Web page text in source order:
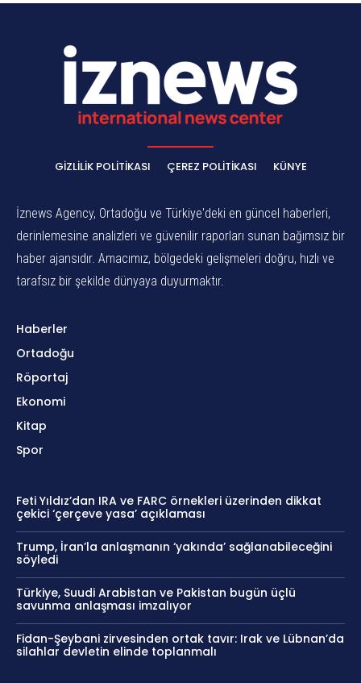
GIZLILIK POLITIKASI ÇEREZ POLITIKASI KÜNYE
İznews Agency, Ortadoğu ve Türkiye'deki en güncel haberleri,
derinlemesine analizleri ve güvenilir raporları sunan bağımsız bir
haber ajansıdır. Amacımız, bölgedeki gelişmeleri doğru, hızlı ve
tarafsız bir şekilde dünyaya duyurmaktır.
Haberler
Ortadoğu
Röportaj
Ekonomi
Kitap
Spor
Feti Yıldız’dan IRA ve FARC örnekleri üzerinden dikkat
çekici ‘çerçeve yasa’ açıklaması
Trump, İran’la anlaşmanın ‘yakında’ sağlanabileceğini
söyledi
Türkiye, Suudi Arabistan ve Pakistan bugün üçlü
savunma anlaşması imzalıyor
Fidan-Şeybani zirvesinden ortak tavır: Irak ve Lübnan’da
silahlar devletin elinde toplanmalı